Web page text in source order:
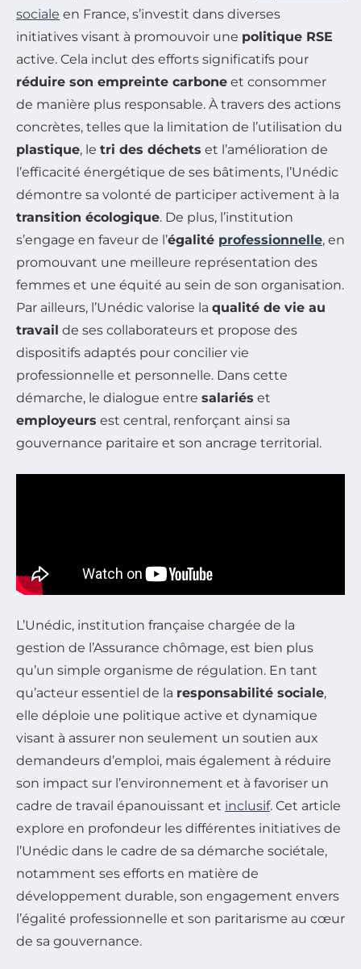
sociale en France, s’investit dans diverses
initiatives visant à promouvoir une politique RSE
active. Cela inclut des efforts significatifs pour
réduire son empreinte carbone et consommer
de manière plus responsable. À travers des actions
concrètes, telles que la limitation de l’utilisation du
plastique, le tri des déchets et l’amélioration de
l’efficacité énergétique de ses bâtiments, l’Unédic
démontre sa volonté de participer activement à la
transition écologique. De plus, l’institution
s’engage en faveur de l’égalité professionnelle, en
promouvant une meilleure représentation des
femmes et une équité au sein de son organisation.
Par ailleurs, l’Unédic valorise la qualité de vie au
travail de ses collaborateurs et propose des
dispositifs adaptés pour concilier vie
professionnelle et personnelle. Dans cette
démarche, le dialogue entre salariés et
employeurs est central, renforçant ainsi sa
gouvernance paritaire et son ancrage territorial.
L’Unédic, institution française chargée de la
gestion de l’Assurance chômage, est bien plus
qu’un simple organisme de régulation. En tant
qu’acteur essentiel de la responsabilité sociale,
elle déploie une politique active et dynamique
visant à assurer non seulement un soutien aux
demandeurs d’emploi, mais également à réduire
son impact sur l’environnement et à favoriser un
cadre de travail épanouissant et inclusif. Cet article
explore en profondeur les différentes initiatives de
l’Unédic dans le cadre de sa démarche sociétale,
notamment ses efforts en matière de
développement durable, son engagement envers
l’égalité professionnelle et son paritarisme au cœur
de sa gouvernance.